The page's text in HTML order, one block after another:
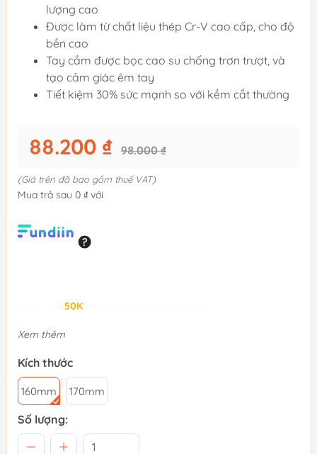
lượng cao
Được làm từ chất liệu thép Cr-V cao cấp, cho độ
bền cao
Tay cầm được bọc cao su chống trơn trượt, và
tạo cảm giác êm tay
Tiết kiệm 30% sức mạnh so với kềm cắt thường
88.200 ₫ 98.000 ₫
(Giá trên đã bao gồm thuế VAT)
Mua trả sau 0 ₫ với
50K
Xem thêm
Kích thước
160mm 170mm
Số lượng: